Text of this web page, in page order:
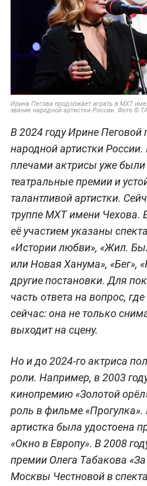
Ирина Пегова продолжает играть в МХТ
звание народной артистки России. Фото ©
В 2024 году Ирине Пеговой
народной артистки
плечами актрисы уже были
театральные премии и
талантливой артистки.
труппе МХТ имени Чехова.
её участием указаны
«Истории любви», «Жил.
или Новая Ханума», «Бег»,
другие постановки. Для
часть ответа на вопрос,
сейчас: она не только
выходит на сцену.
Но и до 2024-го актриса
роли. Например, в 2003
кинопремию «Золотой
роль в фильме «Прогулка».
артистка была удостоена
«Окно в Европу». В 2008
премии Олега Табакова
Москвы Честновой в